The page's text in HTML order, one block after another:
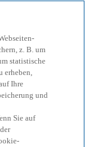
z. B. um
statistische
erheben,
Ihre
und
Sie auf